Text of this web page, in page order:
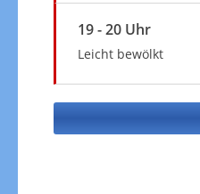
19 - 20 Uhr
Leicht bewölkt